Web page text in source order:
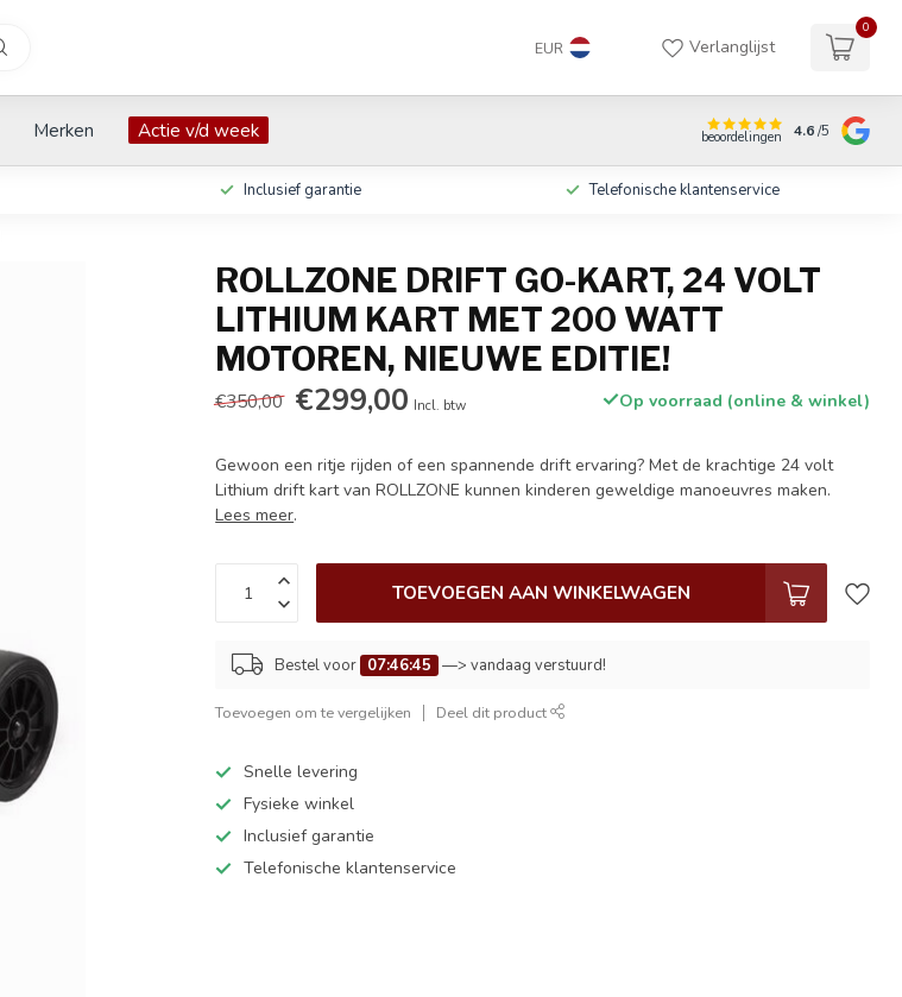
EUR Verlanglijst
0
Merken Actie v/d week beoordelingen 4.6/5
Inclusief garantie Telefonische klantenservice
ROLLZONE DRIFT GO-KART, 24 VOLT
LITHIUM KART MET 200 WATT
MOTOREN, NIEUWE EDITIE!
€350,00 €299,00 Incl. btw Op voorraad (online & winkel)
Gewoon een ritje rijden of een spannende drift ervaring? Met de krachtige 24 volt
Lithium drift kart van ROLLZONE kunnen kinderen geweldige manoeuvres maken.
Lees meer.
TOEVOEGEN AAN WINKELWAGEN
Bestel voor 07:46:44 —> vandaag verstuurd!
Toevoegen om te vergelijken Deel dit product
Snelle levering
Fysieke winkel
Inclusief garantie
Telefonische klantenservice